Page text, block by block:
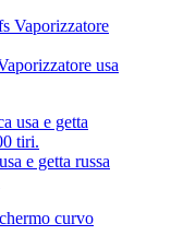
usa
e getta russa